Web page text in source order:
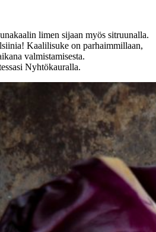
limen sijaan myös sitruunalla.
Kaalilisuke on parhaimmillaan,
valmistamisesta.
Nyhtökauralla.